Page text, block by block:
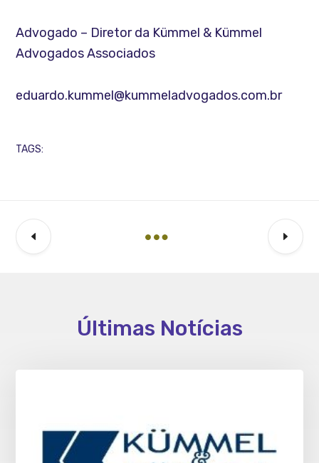
Advogado – Diretor da Kümmel & Kümmel
Advogados Associados
eduardo.kummel@kummeladvogados.com.br
TAGS:
Últimas Notícias